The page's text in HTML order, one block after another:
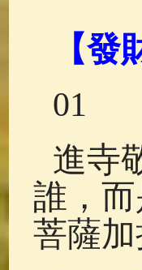
佛典
【
01
進寺
誰，
菩薩